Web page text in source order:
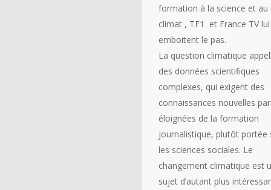
formation à la science et au
climat , TF1 et France TV lui
emboitent le pas.
La question climatique
des données scientifiques
complexes, qui exigent des
connaissances nouvelles
éloignées de la formation
journalistique, plutôt portée
les sciences sociales. Le
changement climatique est
sujet d’autant plus